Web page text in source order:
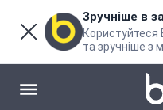
Зручніше в
та зручніше з